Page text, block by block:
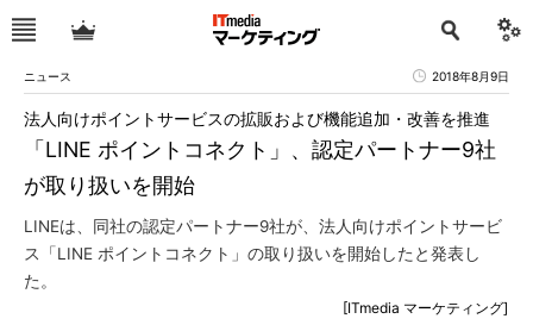
ニュース 2018年8月9日
「LINE ポイントコネクト」、認定パートナー9社
が取り扱いを開始
法人向けポイントサービスの拡販および機能追加・改善を推進
LINEは、同社の認定パートナー9社が、法人向けポイントサービ
ス「LINE ポイントコネクト」の取り扱いを開始したと発表し
た。
[ITmedia マーケティング]